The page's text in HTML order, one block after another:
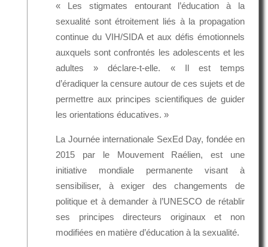
« Les stigmates entourant l’éducation à la
sexualité sont étroitement liés à la propagation
continue du VIH/SIDA et aux défis émotionnels
auxquels sont confrontés les adolescents et les
adultes » déclare-t-elle. « Il est temps
d’éradiquer la censure autour de ces sujets et de
permettre aux principes scientifiques de guider
les orientations éducatives. »
La Journée internationale SexEd Day, fondée en
2015 par le Mouvement Raélien, est une
initiative mondiale permanente visant à
sensibiliser, à exiger des changements de
politique et à demander à l’UNESCO de rétablir
ses principes directeurs originaux et non
modifiées en matière d’éducation à la sexualité.